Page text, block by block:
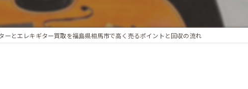
ーとエレキギター買取を福島県相馬市で高く売るポイントと回収の流れ